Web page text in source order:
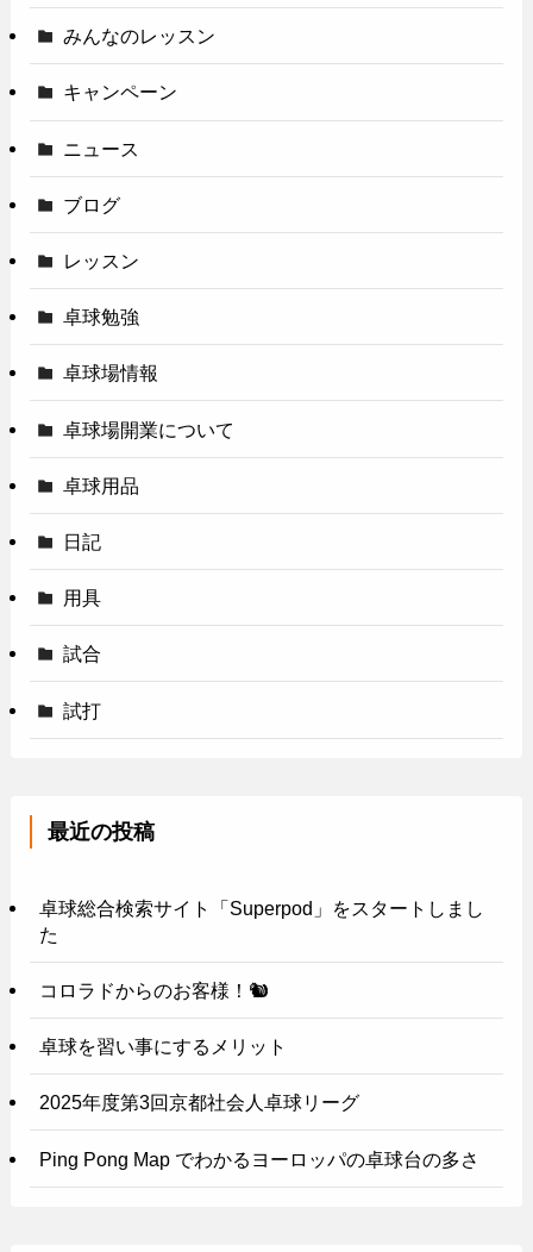
みんなのレッスン
キャンペーン
ニュース
ブログ
レッスン
卓球勉強
卓球場情報
卓球場開業について
卓球用品
日記
用具
試合
試打
最近の投稿
卓球総合検索サイト「Superpod」をスタートしまし
た
コロラドからのお客様！🐿️
卓球を習い事にするメリット
2025年度第3回京都社会人卓球リーグ
Ping Pong Map でわかるヨーロッパの卓球台の多さ